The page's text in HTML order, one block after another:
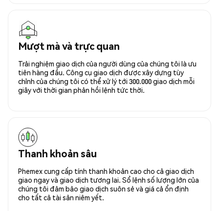
Mượt mà và trực quan
Trải nghiệm giao dịch của người dùng của chúng tôi là ưu
tiên hàng đầu. Công cụ giao dịch được xây dựng tùy
chỉnh của chúng tôi có thể xử lý tới 300.000 giao dịch mỗi
giây với thời gian phản hồi lệnh tức thời.
Thanh khoản sâu
Phemex cung cấp tính thanh khoản cao cho cả giao dịch
giao ngay và giao dịch tương lai. Sổ lệnh số lượng lớn của
chúng tôi đảm bảo giao dịch suôn sẻ và giá cả ổn định
cho tất cả tài sản niêm yết.